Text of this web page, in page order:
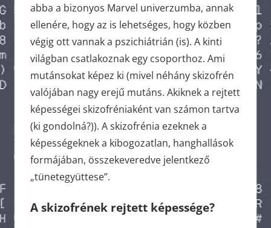
abba a bizonyos Marvel univerzumba, annak
ellenére, hogy az is lehetséges, hogy közben
végig ott vannak a pszichiátrián (is). A kinti
világban csatlakoznak egy csoporthoz. Ami
mutánsokat képez ki (mivel néhány skizofrén
valójában nagy erejű mutáns. Akiknek a rejtett
képességei skizofréniaként van számon tartva
(ki gondolná?)). A skizofrénia ezeknek a
képességeknek a kibogozatlan, hanghallások
formájában, összekeveredve jelentkező
„tünetegyüttese”.
A skizofrének rejtett képessége?